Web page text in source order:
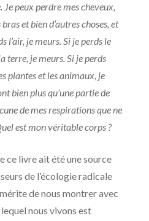
peux perdre mes cheveux,
et bien d’autres choses, et
l’air, je meurs. Si je perds le
terre, je meurs. Si je perds
plantes et les animaux, je
bien plus qu’une partie de
de mes respirations que ne
est mon véritable corps ?
ce livre ait été une source
de l’écologie radicale
mérite de nous montrer avec
nous vivons est